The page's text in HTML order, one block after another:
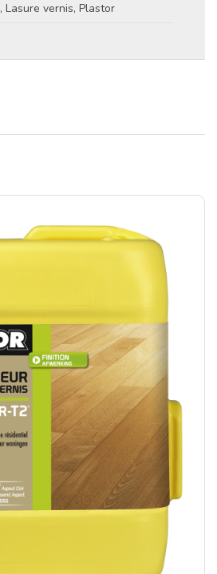
, Lasure vernis, Plastor